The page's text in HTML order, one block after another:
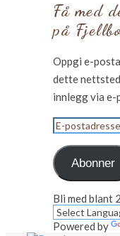
Få med
på
Oppgi e-
dette
innlegg via e-
E-
postadresse
Abonner
Bli med blant
Powered by